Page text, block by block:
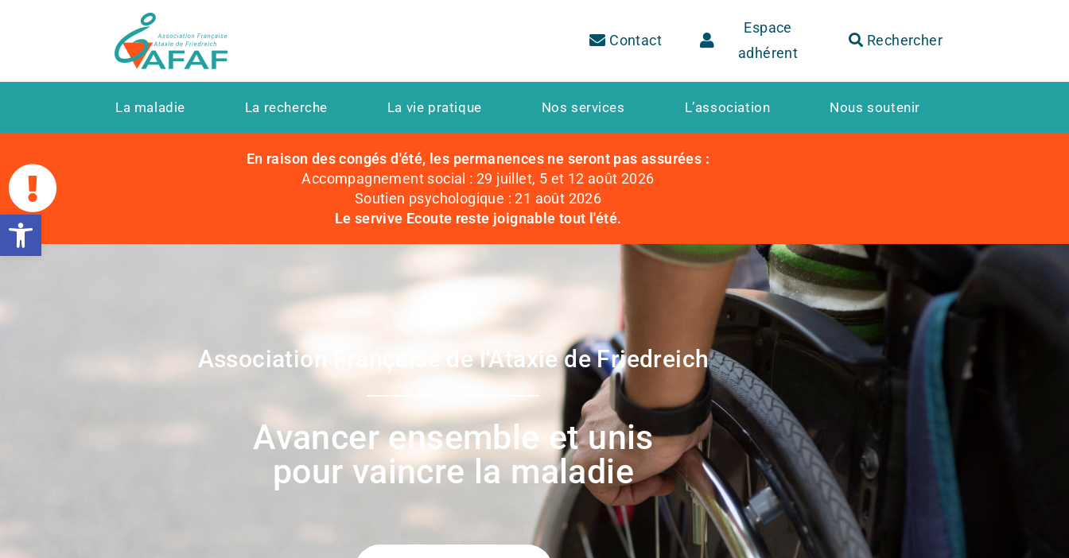
Ouvrir la barre d’outils
Contact
Espace
adhérent
Rechercher
La maladie La recherche La vie pratique Nos services L’association Nous soutenir
En raison des congés d'été, les permanences ne seront pas assurées :
Accompagnement social : 29 juillet, 5 et 12 août 2026
Soutien psychologique : 21 août 2026
Le servive Ecoute reste joignable tout l'été.
Association Française de l'Ataxie de Friedreich
Avancer ensemble et unis
pour vaincre la maladie